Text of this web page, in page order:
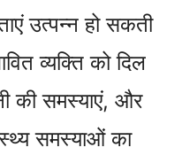
उत्पन्न हो सकती
व्यक्ति को दिल
की समस्याएं, और
समस्याओं का